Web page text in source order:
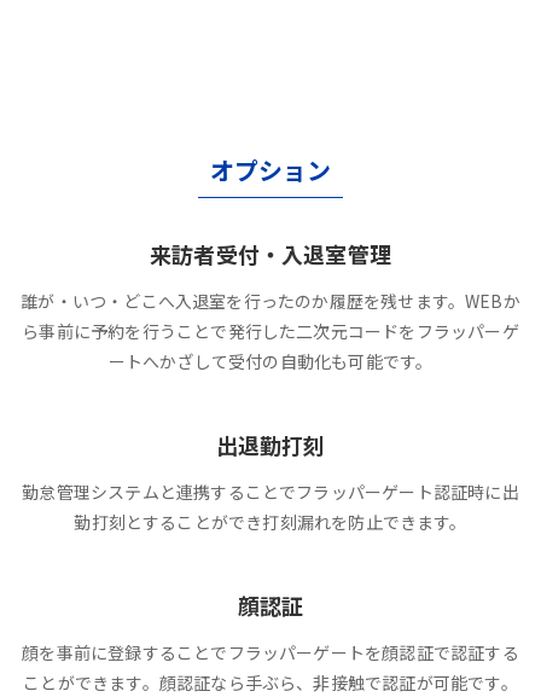
オプション
来訪者受付・入退室管理
誰が・いつ・どこへ入退室を行ったのか履歴を残せます。WEBか
ら事前に予約を行うことで発行した二次元コードをフラッパーゲ
ートへかざして受付の自動化も可能です。
出退勤打刻
勤怠管理システムと連携することでフラッパーゲート認証時に出
勤打刻とすることができ打刻漏れを防止できます。
顔認証
顔を事前に登録することでフラッパーゲートを顔認証で認証する
ことができます。顔認証なら手ぶら、非接触で認証が可能です。